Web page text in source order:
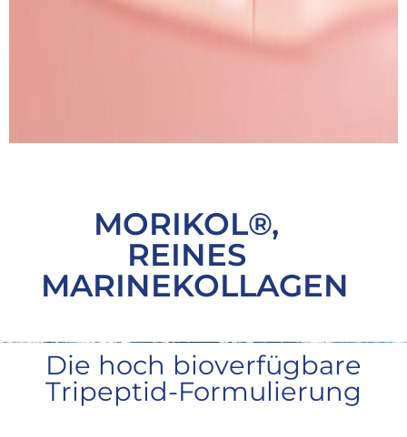
MORIKOL®,
REINES
MARINEKOLLAGEN
Die hoch bioverfügbare
Tripeptid-Formulierung